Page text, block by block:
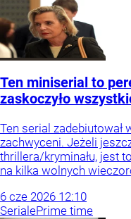
Ten miniserial to
zaskoczyło
Ten serial zadebiutował
zachwyceni. Jeżeli
thrillera/kryminału, jest
na kilka wolnych
6 cze 2026 12:10
SerialePrime time